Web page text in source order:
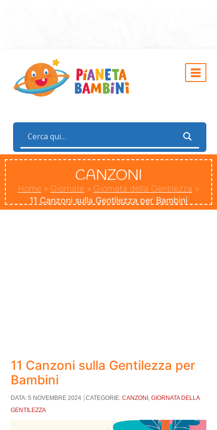
CANZONI
Home » Giornate » Giornata della Gentilezza »
11 Canzoni sulla Gentilezza per Bambini
11 Canzoni sulla Gentilezza per
Bambini
DATA: 5 NOVEMBRE 2024 CATEGORIE:CANZONI ,GIORNATA DELLA
GENTILEZZA